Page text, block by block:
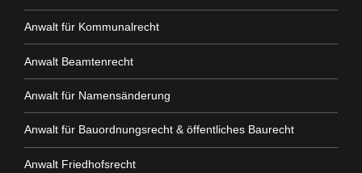
Anwalt für Kommunalrecht
Anwalt Beamtenrecht
Anwalt für Namensänderung
Anwalt für Bauordnungsrecht & öffentliches Baurecht
Anwalt Friedhofsrecht